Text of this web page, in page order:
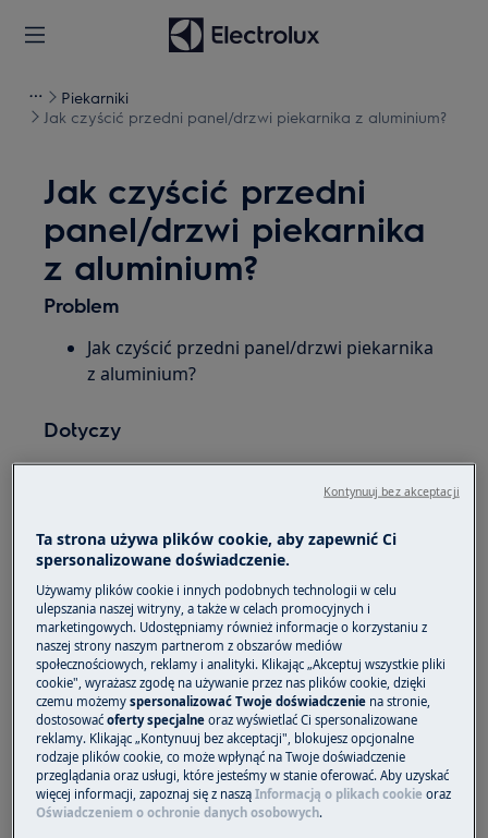
Piekarniki
Jak czyścić przedni panel/drzwi piekarnika z aluminium?
Jak czyścić przedni
panel/drzwi piekarnika
z aluminium?
Problem
Jak czyścić przedni panel/drzwi piekarnika
z aluminium?
Dotyczy
Piekarnik do zabudowy
Rozwiązanie
Czyszczenie powierzchni aluminiowej
Rozpocznij od umycia przedniego panelu i drzwi
piekarnika z aluminium. Użyj ściereczki
zmoczonej w roztworze wody z dodatkiem
łagodnego płynu do mycia naczyń.
Usuwanie trudnych zabrudzeń na
aluminium
Jeżeli zabrudzenia są trudne do usunięcia,
Ta strona używa plików cookie, aby zapewnić Ci
spersonalizowane doświadczenie.
Używamy plików cookie i innych podobnych technologii w celu
ulepszania naszej witryny, a także w celach promocyjnych i
marketingowych. Udostępniamy również informacje o korzystaniu z
naszej strony naszym partnerom z obszarów mediów
społecznościowych, reklamy i analityki. Klikając „Akceptuj wszystkie pliki
cookie", wyrażasz zgodę na używanie przez nas plików cookie, dzięki
czemu możemyspersonalizować Twoje doświadczenie na stronie,
dostosowaćoferty specjalne oraz wyświetlać Ci spersonalizowane
reklamy. Klikając „Kontynuuj bez akceptacji", blokujesz opcjonalne
rodzaje plików cookie, co może wpłynąć na Twoje doświadczenie
przeglądania oraz usługi, które jesteśmy w stanie oferować. Aby uzyskać
więcej informacji, zapoznaj się z nasząInformacją o plikach cookie oraz
Oświadczeniem o ochronie danych osobowych.
Kontynuuj bez akceptacji